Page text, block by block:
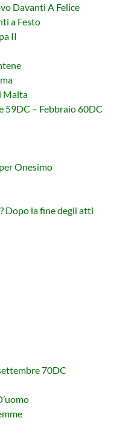
Davanti A Felice
a Festo
II
Malta
59DC – Febbraio 60DC
Onesimo
Dopo la fine degli atti
70DC